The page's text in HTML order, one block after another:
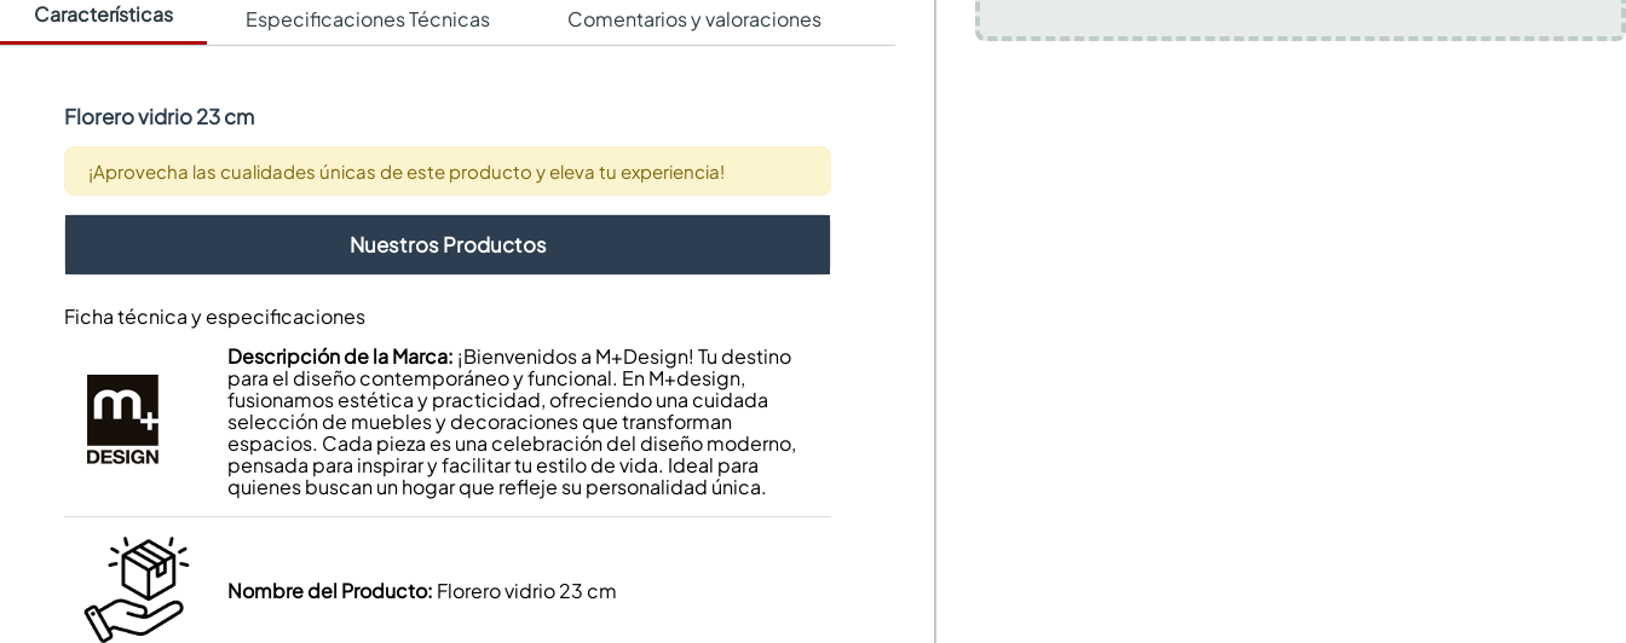
Características Especificaciones Técnicas Comentarios y valoraciones
Florero vidrio 23 cm
¡Aprovecha las cualidades únicas de este producto y eleva tu experiencia!
Nuestros Productos
Ficha técnica y especificaciones
Descripción de la Marca: ¡Bienvenidos a M+Design! Tu destino
para el diseño contemporáneo y funcional. En M+design,
fusionamos estética y practicidad, ofreciendo una cuidada
selección de muebles y decoraciones que transforman
espacios. Cada pieza es una celebración del diseño moderno,
pensada para inspirar y facilitar tu estilo de vida. Ideal para
quienes buscan un hogar que refleje su personalidad única.
Nombre del Producto: Florero vidrio 23 cm